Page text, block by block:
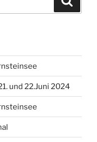
und 22.Juni 2024